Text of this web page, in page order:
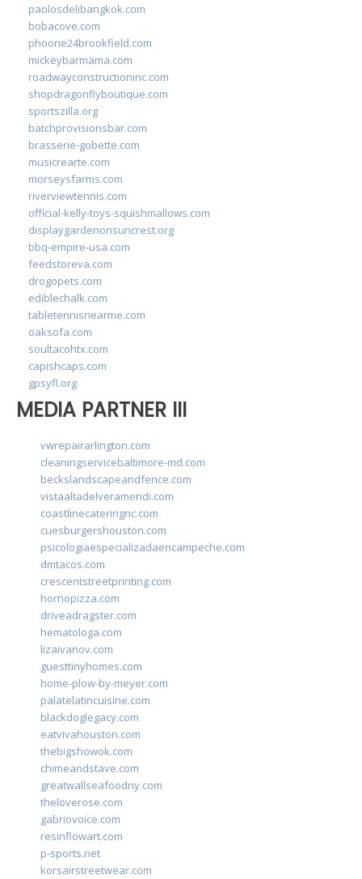
paolosdelibangkok.com
bobacove.com
phoone24brookfield.com
mickeybarmama.com
roadwayconstructioninc.com
shopdragonflyboutique.com
sportszilla.org
batchprovisionsbar.com
brasserie-gobette.com
musicrearte.com
morseysfarms.com
riverviewtennis.com
official-kelly-toys-squishmallows.com
displaygardenonsuncrest.org
bbq-empire-usa.com
feedstoreva.com
drogopets.com
ediblechalk.com
tabletennisnearme.com
oaksofa.com
soultacohtx.com
capishcaps.com
gpsyfl.org
MEDIA PARTNER III
vwrepairarlington.com
cleaningservicebaltimore-md.com
beckslandscapeandfence.com
vistaaltadelveramendi.com
coastlinecateringnc.com
cuesburgershouston.com
psicologiaespecializadaencampeche.com
dmtacos.com
crescentstreetprinting.com
hornopizza.com
driveadragster.com
hematologa.com
lizaivanov.com
guesttinyhomes.com
home-plow-by-meyer.com
palatelatincuisine.com
blackdoglegacy.com
eatvivahouston.com
thebigshowok.com
chimeandstave.com
greatwallseafoodny.com
theloverose.com
gabriovoice.com
resinflowart.com
p-sports.net
korsairstreetwear.com